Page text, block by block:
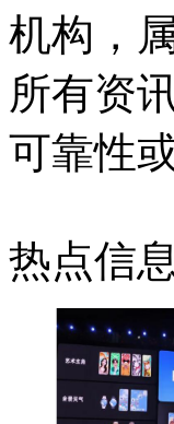
机构，
所有资
可靠性
热点信